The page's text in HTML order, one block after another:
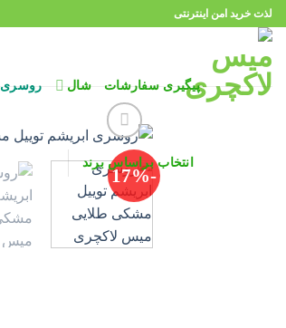
Skip
content
لذت خرید امن اینترنتی
پیگیری سفارشات شال روسری
انتخاب براساس برند
-17%